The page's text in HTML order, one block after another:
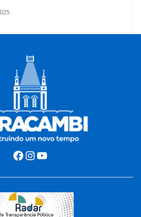
Facebook
Instagram
Youtube